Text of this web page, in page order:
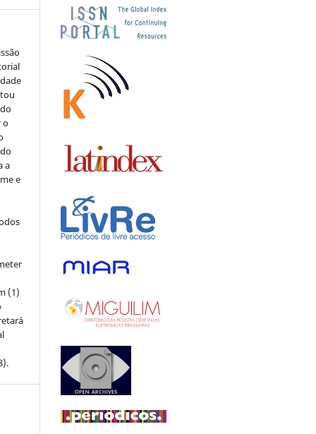
o
a
e
(1)